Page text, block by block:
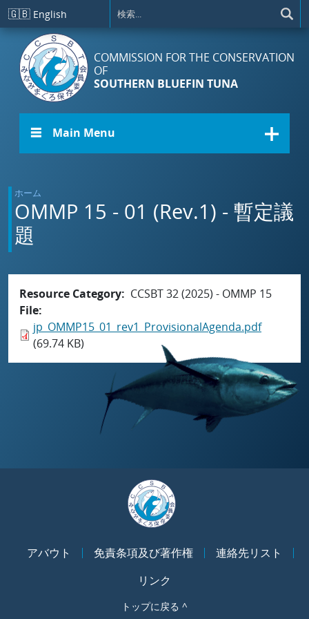
メインコンテンツに移動
🇬🇧 English
COMMISSION FOR THE CONSERVATION
OF
SOUTHERN BLUEFIN TUNA
☰ Main Menu
ホーム
OMMP 15 - 01 (Rev.1) - 暫定議
題
Resource Category
CCSBT 32 (2025) - OMMP 15
File
jp_OMMP15_01_rev1_ProvisionalAgenda.pdf
(69.74 KB)
アバウト 免責条項及び著作権
連絡先リスト
リンク
トップに戻る ^